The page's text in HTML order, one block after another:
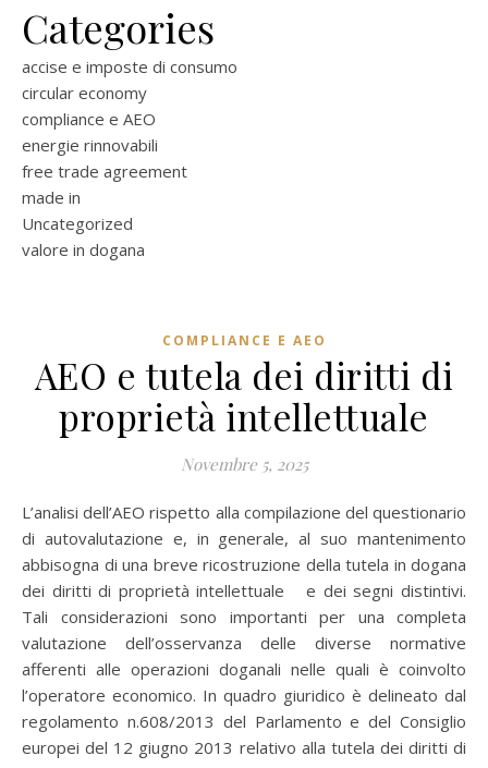
Categories
accise e imposte di consumo
circular economy
compliance e AEO
energie rinnovabili
free trade agreement
made in
Uncategorized
valore in dogana
COMPLIANCE E AEO
AEO e tutela dei diritti di
proprietà intellettuale
Novembre 5, 2025
L’analisi dell’AEO rispetto alla compilazione del questionario
di autovalutazione e, in generale, al suo mantenimento
abbisogna di una breve ricostruzione della tutela in dogana
dei diritti di proprietà intellettuale e dei segni distintivi.
Tali considerazioni sono importanti per una completa
valutazione dell’osservanza delle diverse normative
afferenti alle operazioni doganali nelle quali è coinvolto
l’operatore economico. In quadro giuridico è delineato dal
regolamento n.608/2013 del Parlamento e del Consiglio
europei del 12 giugno 2013 relativo alla tutela dei diritti di